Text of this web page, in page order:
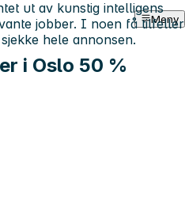
Meny
i Oslo 50 %
ut av kunstig intelligens
jobber. I noen få tilfeller
hele annonsen.